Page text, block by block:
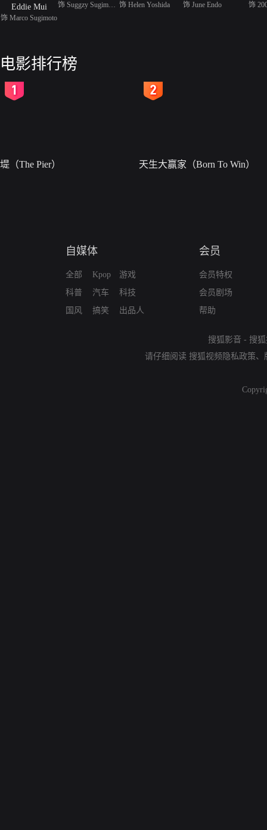
Eddie Mui
饰 Marco Sugimoto
饰 Suggzy Sugimoto 饰 Helen Yoshida 饰 June Endo 饰
电影排行榜
堤（The Pier） 天生大赢家（Born To Win）
自媒体
全部
科普
国风
Kpop
汽车
搞笑
游戏
科技
出品人
会员
会员特权
会员剧场
帮助
搜狐影音 - 搜
请仔细阅读 搜狐视频隐私政策、